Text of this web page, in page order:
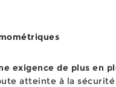
exigence de plus en
atteinte à la sécurité